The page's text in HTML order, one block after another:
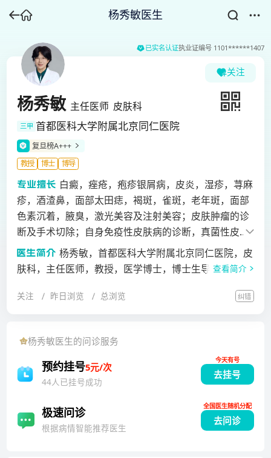
杨秀敏医生
已实名认证执业证编号 1101******1407
关注
杨秀敏 主任医师 皮肤科
三甲 首都医科大学附属北京同仁医院
复旦榜A+++
教授
博士 博导
白癜，痤疮，疱疹银屑病，皮炎，湿疹，荨麻
疹，酒渣鼻，面部太田痣，褐斑，雀斑，老年斑，面部
色素沉着，腋臭，激光美容及注射美容；皮肤肿瘤的诊
断及手术切除；自身免疫性皮肤病的诊断，真菌性皮肤
病：手足癣，甲癣，罕见的深部真菌感染的诊疗。
杨秀敏，首都医科大学附属北京同仁医院，皮
肤科，主任医师，教授，医学博士，博士生导师。擅长
鼻，面部太田痣，褐斑，雀斑，老年斑，面部色素沉
足癣，甲癣，罕见的深部真菌感染的诊疗。原北京同仁
医院皮肤科主任。曾在泰国曼谷皮肤病学院参加Diplom
acourseof dermatology培训1年。2009年在日本获得
30余年，对各种皮肤病及性病的诊疗有丰富的临床经
验，尤其擅长真菌病性等感染性皮肤病、各种损容性皮
查看简介
关注 昨日浏览 总浏览 纠错
杨秀敏医生的问诊服务
预约挂号5元/次
44人已挂号成功
去挂号
今天有号
极速问诊
根据病情智能推荐医生
去问诊
全国医生随机分配